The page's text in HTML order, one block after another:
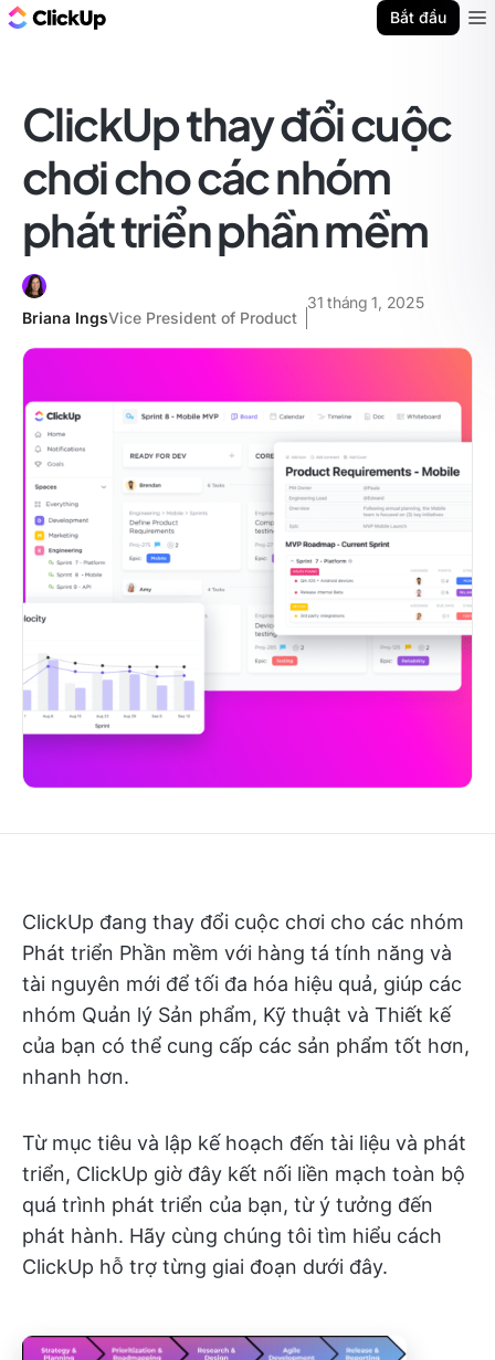
Bắt đầu
ClickUp thay đổi cuộc
chơi cho các nhóm
phát triển phần mềm
Briana IngsVice President of Product
31 tháng 1, 2025
ClickUp đang thay đổi cuộc chơi cho các nhóm
Phát triển Phần mềm với hàng tá tính năng và
tài nguyên mới để tối đa hóa hiệu quả, giúp các
nhóm Quản lý Sản phẩm, Kỹ thuật và Thiết kế
của bạn có thể cung cấp các sản phẩm tốt hơn,
nhanh hơn.
Từ mục tiêu và lập kế hoạch đến tài liệu và phát
triển, ClickUp giờ đây kết nối liền mạch toàn bộ
quá trình phát triển của bạn, từ ý tưởng đến
phát hành. Hãy cùng chúng tôi tìm hiểu cách
ClickUp hỗ trợ từng giai đoạn dưới đây.